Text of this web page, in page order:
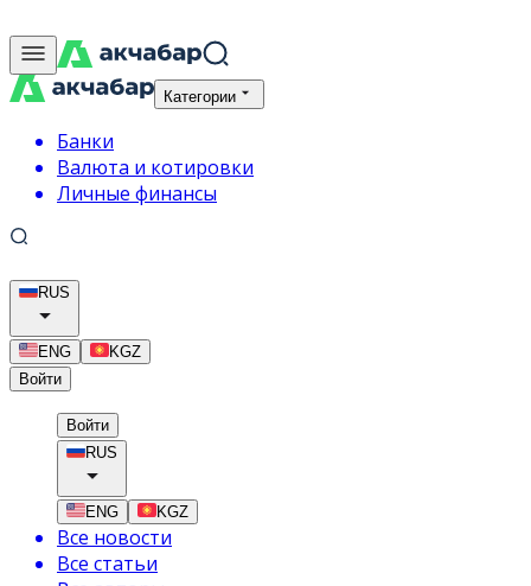
Категории
Банки
Валюта и котировки
Личные финансы
RUS
ENG
KGZ
Войти
Войти
RUS
ENG KGZ
Все новости
Все статьи